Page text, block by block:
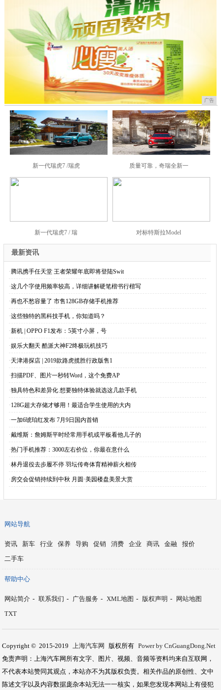
广告
新一代瑞虎7 /瑞虎 质量可靠，奇瑞全新一
新一代瑞虎7 / 瑞 对标特斯拉Model
最新资讯
·腾讯携手任天堂 王者荣耀年底即将登陆Swit
·这几个字使用频率较高，详细讲解硬笔楷书行楷写
·再也不愁容量了 市售128GB存储手机推荐
·这些独特的黑科技手机，你知道吗？
·新机 | OPPO F1发布：5英寸小屏，号
·娱乐大翻天 酷派大神F2终极玩机技巧
·天津港探店 | 2019款路虎揽胜行政版售1
·扫描PDF、图片一秒转Word，这个免费AP
·独具特色和差异化 想要独特体验就选这几款手机
·128G超大存储才够用！最适合学生使用的大内
·一加6琥珀红发布 7月9日国内首销
·戴维斯：詹姆斯平时经常用手机或平板看他儿子的
·热门手机推荐：3000左右价位，你最在意什么
·林丹退役去步履不停 羽坛传奇体育精神薪火相传
·房交会促销持续到中秋 月圆·美园楼盘美景大赏
网站导航
资讯 新车 行业 保养 导购 促销 消费 企业 商讯 金融
报价
二手车
帮助中心
网站简介 - 联系我们 - 广告服务 - XML地图 - 版权声明 -
网站地图
TXT
Copyright © 2015-2019 上海汽车网 版权所有 Power by CnGuangDong.Net
免责声明：上海汽车网所有文字、图片、视频、音频等资料均来自互联网，
不代表本站赞同其观点，本站亦不为其版权负责。相关作品的原创性、文中
陈述文字以及内容数据庞杂本站无法一一核实，如果您发现本网站上有侵犯